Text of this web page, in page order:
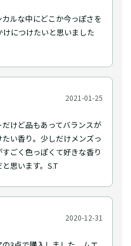
ルな中にどこか今っぽさを
につけたいと思いました
2021-01-25
けど品もあってバランスが
い香り。少しだけメンズっ
ごく色っぽくて好きな香り
思います。S.T
2020-12-31